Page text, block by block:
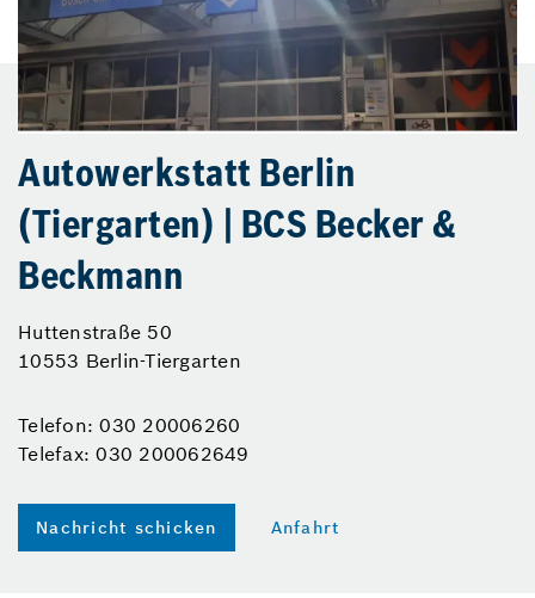
Autowerkstatt Berlin
(Tiergarten) | BCS Becker &
Beckmann
Huttenstraße 50
10553 Berlin-Tiergarten
Telefon: 030 20006260
Telefax: 030 200062649
Nachricht schicken Anfahrt